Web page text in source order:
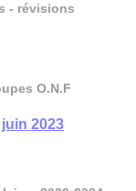
- révisions
O.N.F
2023